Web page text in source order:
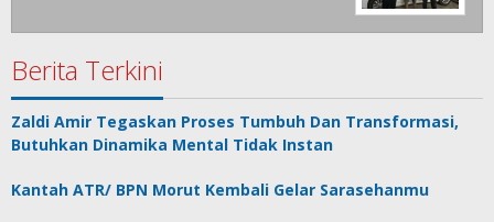
Berita Terkini
Zaldi Amir Tegaskan Proses Tumbuh Dan Transformasi,
Butuhkan Dinamika Mental Tidak Instan
Kantah ATR/ BPN Morut Kembali Gelar Sarasehanmu